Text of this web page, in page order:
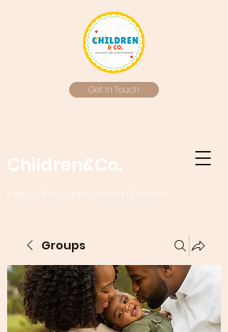
Get In Touch
Children&Co.
Kids Safety and Growth Partner
Groups